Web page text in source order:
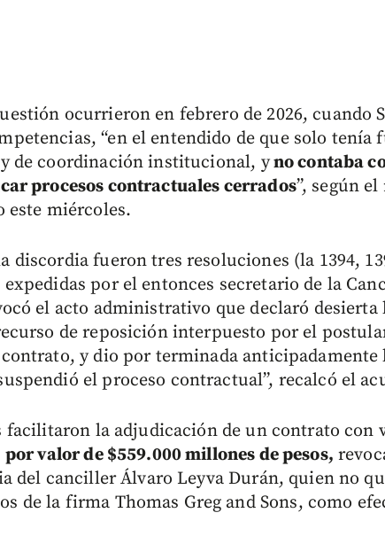
ocurrieron en febrero de 2026, cuando
“en el entendido de que solo tenía
de coordinación institucional, yno contaba
procesos contractuales cerrados”, según
este miércoles.
discordia fueron tres resoluciones (la 1394,
expedidas por el entonces secretario de la
el acto administrativo que declaró
de reposición interpuesto por el
y dio por terminada anticipadamente
el proceso contractual”, recalcó el
facilitaron la adjudicación de un contrato con
por valor de $559.000 millones de pesos,
del canciller Álvaro Leyva Durán, quien no
de la firma Thomas Greg and Sons, como